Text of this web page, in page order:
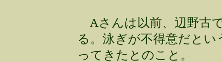
Aさんは以前、辺野古
る。泳ぎが不得意だと
ってきたとのこと。